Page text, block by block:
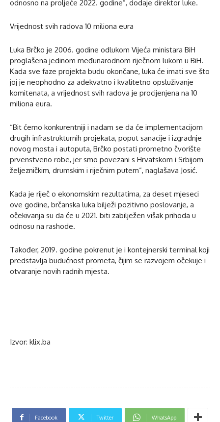
odnosno na proljeće 2022. godine”, dodaje direktor luke.
Vrijednost svih radova 10 miliona eura
Luka Brčko je 2006. godine odlukom Vijeća ministara BiH
proglašena jedinom međunarodnom riječnom lukom u BiH.
Kada sve faze projekta budu okončane, luka će imati sve što
joj je neophodno za adekvatno i kvalitetno opsluživanje
komitenata, a vrijednost svih radova je procijenjena na 10
miliona eura.
“Bit ćemo konkurentniji i nadam se da će implementacijom
drugih infrastrukturnih projekata, poput sanacije i izgradnje
novog mosta i autoputa, Brčko postati prometno čvorište
prvenstveno robe, jer smo povezani s Hrvatskom i Srbijom
željezničkim, drumskim i riječnim putem”, naglašava Josić.
Kada je riječ o ekonomskim rezultatima, za deset mjeseci
ove godine, brčanska luka bilježi pozitivno poslovanje, a
očekivanja su da će u 2021. biti zabilježen višak prihoda u
odnosu na rashode.
Također, 2019. godine pokrenut je i kontejnerski terminal koji
predstavlja budućnost prometa, čijim se razvojem očekuje i
otvaranje novih radnih mjesta.
Izvor: klix.ba
Facebook Twitter WhatsApp